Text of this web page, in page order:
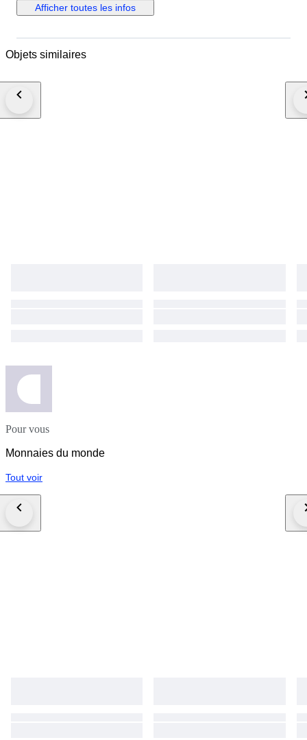
difetto di Conio ) Vedi Foto Condizioni Conservazione Elevata N. 3
Moneta Periodo " Regno d'Italia/ Albania " Sovrano " Vitt.Eman.III " Valore
XVIII 1939 XVIII Condizioni Elevate N. 3 Monete Periodo " Regno d'Italia/
XVIII ( Non leggibile/ difetto di Conio ) Vedi Foto 1940 XVIII ( Non
Afficher toutes les infos
Objets similaires
Pour vous
Monnaies du monde
Tout voir